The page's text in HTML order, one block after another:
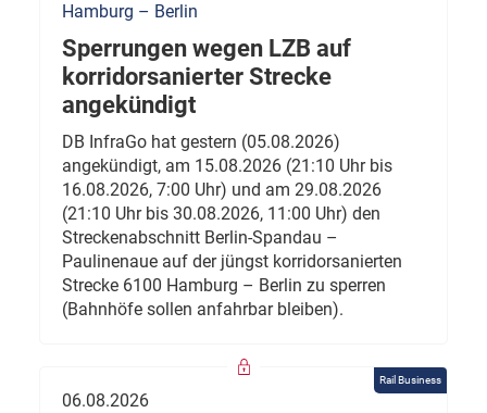
Hamburg – Berlin
Sperrungen wegen LZB auf
korridorsanierter Strecke
angekündigt
DB InfraGo hat gestern (05.08.2026)
angekündigt, am 15.08.2026 (21:10 Uhr bis
16.08.2026, 7:00 Uhr) und am 29.08.2026
(21:10 Uhr bis 30.08.2026, 11:00 Uhr) den
Streckenabschnitt Berlin-Spandau –
Paulinenaue auf der jüngst korridorsanierten
Strecke 6100 Hamburg – Berlin zu sperren
(Bahnhöfe sollen anfahrbar bleiben).
Rail Business
06.08.2026